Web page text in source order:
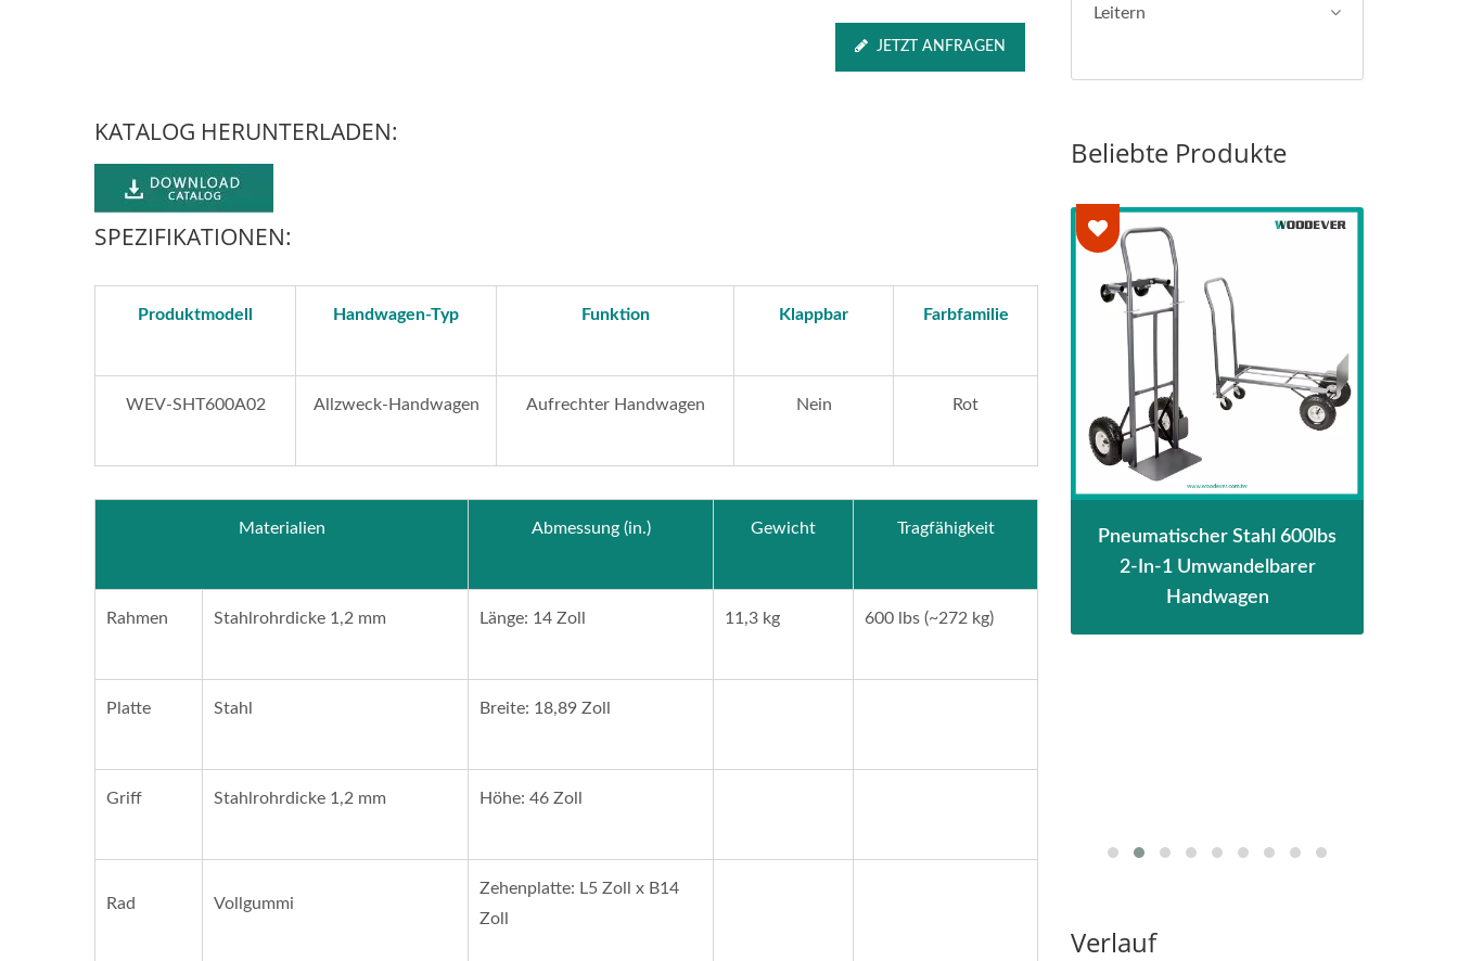
JETZT ANFRAGEN
KATALOG HERUNTERLADEN:
SPEZIFIKATIONEN:
Produktmodell Handwagen-Typ Funktion Klappbar Farbfamilie
WEV-SHT600A02 Allzweck-Handwagen Aufrechter Handwagen Nein Rot
Materialien Abmessung (in.) Gewicht Tragfähigkeit
Rahmen Stahlrohrdicke 1,2 mm Länge: 14 Zoll 11,3 kg 600 lbs (~272 kg)
Platte Stahl Breite: 18,89 Zoll
Griff Stahlrohrdicke 1,2 mm Höhe: 46 Zoll
Rad Vollgummi
Zehenplatte: L5 Zoll x B14
Zoll
Leitern
Beliebte Produkte
Leichter Stahl-Handwagen
Handwagen Lieferant,
OEM/ODM Handwagen
Großer Platten Faltbarer
Stahlfaltbarer
Mit Kufen.
Pneumatischer Stahl 600lbs
2-In-1 Umwandelbarer
Handwagen
Verlauf